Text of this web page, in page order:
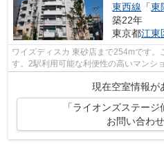
東西線 「東
築22年
東京都江東
ワイズディスカ 東砂店まで254mです。
す。2駅利用可能な利便性の高いマンシ
現在空室情報が
「ライオンズステー
お問い合わ